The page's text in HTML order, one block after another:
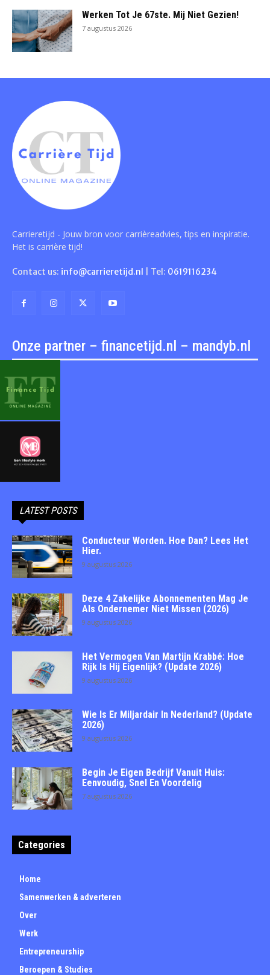
Werken Tot Je 67ste. Mij Niet Gezien!
7 augustus 2026
Carrieretijd - Jouw bron voor carrièreadvies, tips en inspiratie.
Het is carrière tijd!
Contact us: info@carrieretijd.nl | Tel: 0619116234
Onze partner – financetijd.nl – mandyb.nl
LATEST POSTS
Conducteur Worden. Hoe Dan? Lees Het
Hier.
9 augustus 2026
Deze 4 Zakelijke Abonnementen Mag Je
Als Ondernemer Niet Missen (2026)
9 augustus 2026
Het Vermogen Van Martijn Krabbé: Hoe
Rijk Is Hij Eigenlijk? (Update 2026)
9 augustus 2026
Wie Is Er Miljardair In Nederland? (Update
2026)
9 augustus 2026
Begin Je Eigen Bedrijf Vanuit Huis:
Eenvoudig, Snel En Voordelig
7 augustus 2026
Categories
Home
Samenwerken & adverteren
Over
Werk
Entrepreneurship
Beroepen & Studies